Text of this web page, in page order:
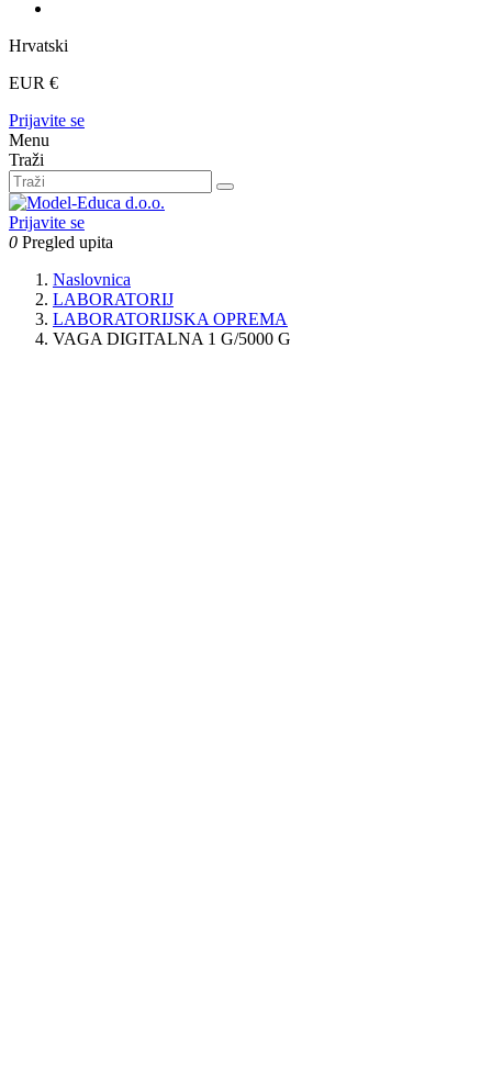
Hrvatski
EUR €
Prijavite se
Menu
Traži
Prijavite se
0 Pregled upita
Naslovnica
LABORATORIJ
LABORATORIJSKA OPREMA
VAGA DIGITALNA 1 G/5000 G